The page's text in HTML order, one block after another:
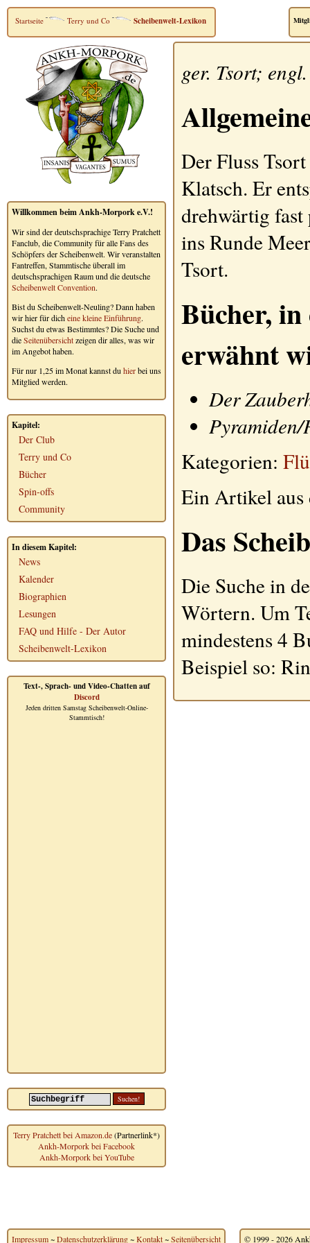
Startseite Terry und Co Scheibenwelt-Lexikon
Willkommen beim Ankh-Morpork e.V.!
Wir sind der deutschsprachige Terry Pratchett
Fanclub, die Community für alle Fans des
Schöpfers der Scheibenwelt. Wir veranstalten
Fantreffen, Stammtische überall im
deutschsprachigen Raum und die deutsche
Scheibenwelt Convention.
Bist du Scheibenwelt-Neuling? Dann haben
wir hier für dicheine kleine Einführung.
Suchst du etwas Bestimmtes? Die Suche und
dieSeitenübersichtzeigen dir alles, was wir
im Angebot haben.
Für nur 1,25 im Monat kannst du hierbei uns
Mitglied werden.
Kapitel:
Der Club
Terry und Co
Bücher
Spin-offs
Community
In diesem Kapitel:
News
Kalender
Biographien
Lesungen
FAQ und Hilfe - Der Autor
Scheibenwelt-Lexikon
Text-, Sprach- und Video-Chatten auf
Discord
Jeden dritten Samstag Scheibenwelt-Online-
Stammtisch!
Terry Pratchett bei Amazon.de(Partnerlink*)
Ankh-Morpork bei Facebook
Ankh-Morpork bei YouTube
ger. Tsort;
Der FlussTsort
Klatsch. Er
drehwärtig
ins Runde
Tsort.
Bücher,
erwähnt
Der
Pyramiden/
Kategorien:
Ein Artikel
Das
Die Suche in
Wörtern. Um
mindestens 4
Beispiel so:
Impressum~Datenschutzerklärung~Kontakt~Seitenübersicht © 1999 - 2026